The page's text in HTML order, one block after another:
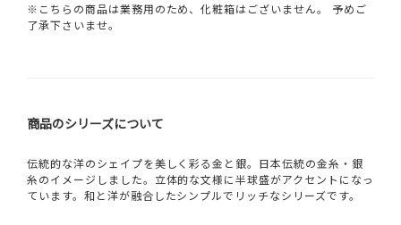
※こちらの商品は業務用のため、化粧箱はございません。 予めご
了承下さいませ。
商品のシリーズについて
伝統的な洋のシェイプを美しく彩る金と銀。日本伝統の金糸・銀
糸のイメージしました。立体的な文様に半球盛がアクセントになっ
ています。和と洋が融合したシンプルでリッチなシリーズです。